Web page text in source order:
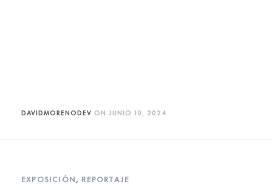
DAVIDMORENODEV ON JUNIO 10, 2024
EXPOSICIÓN, REPORTAJE